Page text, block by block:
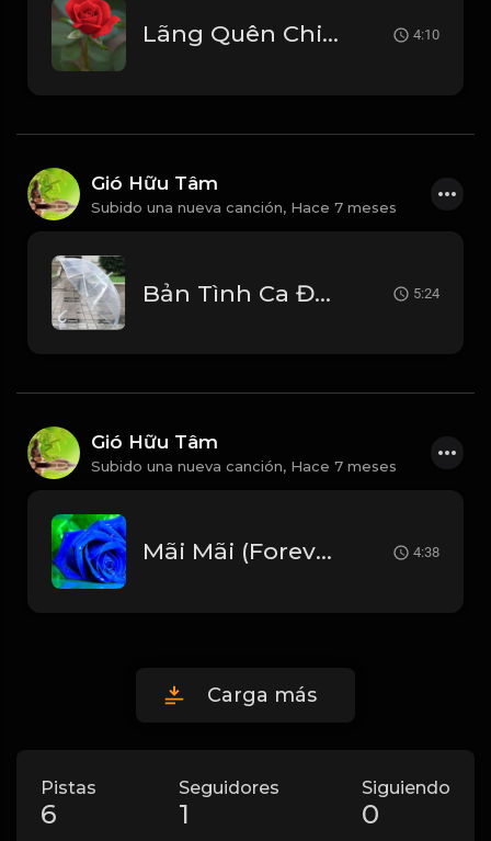
Lãng Quên Chiều Thu (Tui Hát) 周華健_1767946641396 4:10
Gió Hữu Tâm
Subido una nueva canción, Hace 7 meses
Bản Tình Ca Đầu Tiên - Duy Khoa Beat Gốc_1767095231357 5:24
Gió Hữu Tâm
Subido una nueva canción, Hace 7 meses
Mãi Mãi (Forever) 영원히사랑해 - Lam Trường (안재욱) Beat Chuẩn_1766654396787 4:38
Carga más
Pistas
6
Seguidores
1
Siguiendo
0